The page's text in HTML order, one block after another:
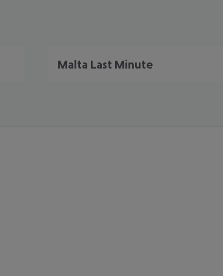
Malta Last Minute